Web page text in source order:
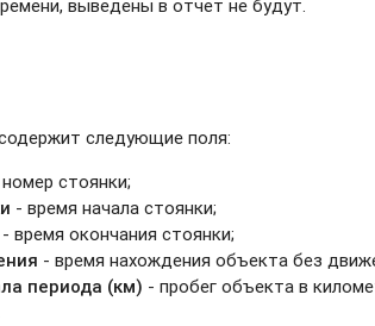
выведены в отчет не будут.
следующие поля:
стоянки;
- время начала стоянки;
- время окончания стоянки;
- время нахождения объекта без
периода (км) - пробег объекта в